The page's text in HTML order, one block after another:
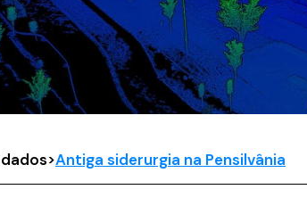
>Antiga siderurgia na Pensilvânia